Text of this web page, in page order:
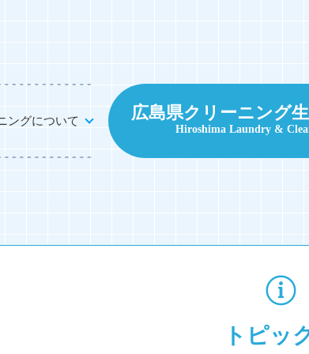
広島県クリーニング
Hiroshima Laundry &
ングについて
トピッ